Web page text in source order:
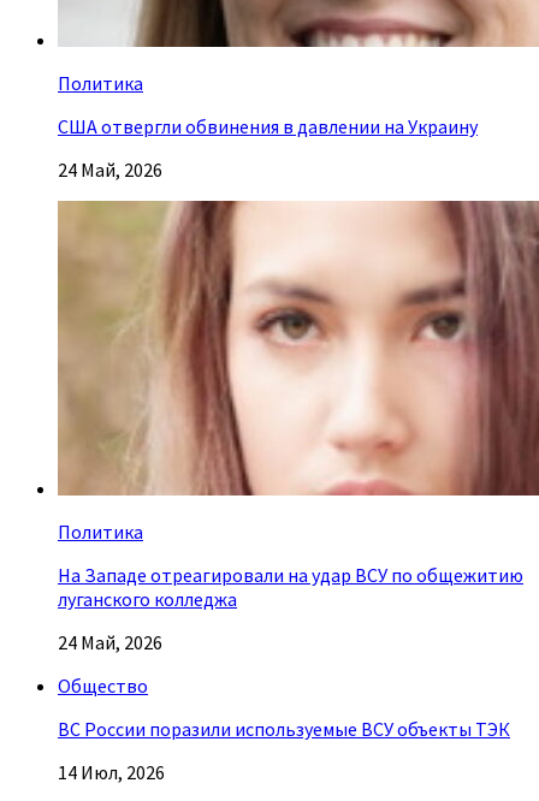
Политика
США отвергли обвинения в давлении на Украину
24 Май, 2026
Политика
На Западе отреагировали на удар ВСУ по общежитию
луганского колледжа
24 Май, 2026
Общество
ВС России поразили используемые ВСУ объекты ТЭК
14 Июл, 2026